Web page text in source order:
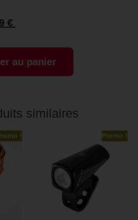
€
au panier
similaires
! Promo !